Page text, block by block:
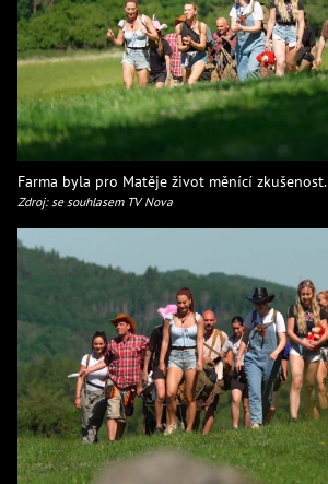
Farma byla pro Matěje život měnící zkušenost.
Zdroj: se souhlasem TV Nova